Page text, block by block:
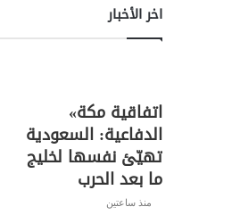
اخر الأخبار
اتفاقية مكة»
الدفاعية: السعودية
تهيّئ نفسها لخليج
ما بعد الحرب
منذ ساعتين